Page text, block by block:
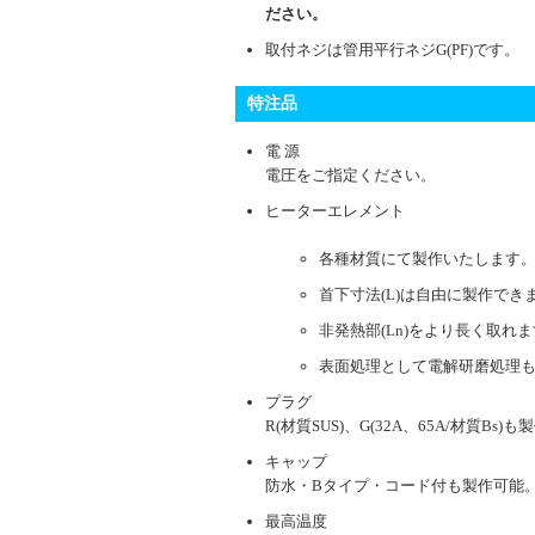
ださい。
取付ネジは管用平行ネジG(PF)です。
特注品
電 源
電圧をご指定ください。
ヒーターエレメント
各種材質にて製作いたします。
首下寸法(L)は自由に製作でき
非発熱部(Ln)をより長く取れま
表面処理として電解研磨処理も
プラグ
R(材質SUS)、G(32A、65A/材質Bs)も製
キャップ
防水・Bタイプ・コード付も製作可能。
最高温度